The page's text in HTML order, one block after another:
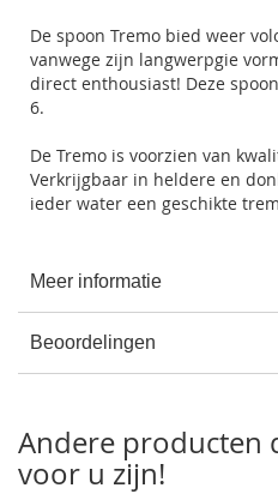
De spoon Tremo bied weer
vanwege zijn langwerpgie
direct enthousiast! Deze
6.
De Tremo is voorzien van
Verkrijgbaar in heldere en
ieder water een geschikte
Meer informatie
Beoordelingen
Andere producten
voor u zijn!